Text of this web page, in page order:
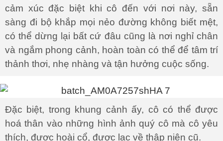
cảm xúc đặc biệt khi cô đến với nơi này, sẵn
sàng đi bộ khắp mọi nẻo đường không biết mệt,
có thể dừng lại bất cứ đâu cũng là nơi nghỉ chân
và ngắm phong cảnh, hoàn toàn có thể để tâm trí
thảnh thơi, nhẹ nhàng và tận hưởng cuộc sống.
Đặc biệt, trong khung cảnh ấy, cô có thể được
hoá thân vào những hình ảnh quý cô mà cô yêu
thích, đươc hoài cổ, được lạc về thập niên cũ.